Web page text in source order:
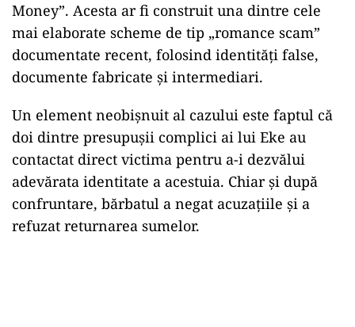
Money”. Acesta ar fi construit una dintre cele
mai elaborate scheme de tip „romance scam”
documentate recent, folosind identități false,
documente fabricate și intermediari.
Un element neobișnuit al cazului este faptul că
doi dintre presupuşii complici ai lui Eke au
contactat direct victima pentru a-i dezvălui
adevărata identitate a acestuia. Chiar și după
confruntare, bărbatul a negat acuzațiile și a
refuzat returnarea sumelor.